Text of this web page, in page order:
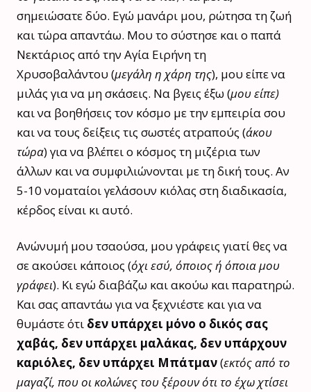
σημειώσατε δύο. Εγώ μανάρι μου, ρώτησα τη ζωή
και τώρα απαντάω. Μου το σύστησε και ο παπά
Νεκτάριος από την Αγία Ειρήνη τη
Χρυσοβαλάντου (μεγάλη η χάρη της), μου είπε να
μιλάς για να μη σκάσεις. Να βγεις έξω (μου είπε)
και να βοηθήσεις τον κόσμο με την εμπειρία σου
και να τους δείξεις τις σωστές ατραπούς (άκου
τώρα) για να βλέπει ο κόσμος τη μιζέρια των
άλλων και να συμφιλιώνονται με τη δική τους. Αν
5-10 νοματαίοι γελάσουν κιόλας στη διαδικασία,
κέρδος είναι κι αυτό.
Ανώνυμή μου τσαούσα, μου γράφεις γιατί θες να
σε ακούσει κάποιος (όχι εσύ, όποιος ή όποια μου
γράφει). Κι εγώ διαβάζω και ακούω και παρατηρώ.
Και σας απαντάω για να ξεχνιέστε και για να
θυμάστε ότι δεν υπάρχει μόνο ο δικός σας
χαβάς, δεν υπάρχει μαλάκας, δεν υπάρχουν
καριόλες, δεν υπάρχει Μπάτμαν(εκτός από το
μαγαζί, που οι κολώνες του ξέρουν ότι το έχω χτίσει